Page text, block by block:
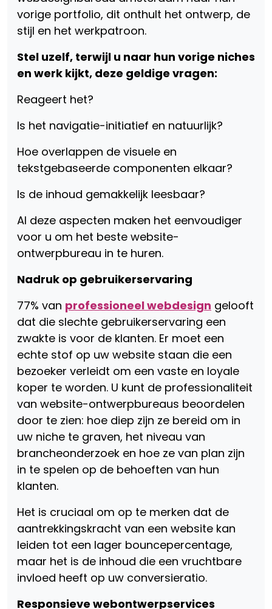
vorige portfolio, dit onthult het ontwerp, de
stijl en het werkpatroon.
Stel uzelf, terwijl u naar hun vorige niches
en werk kijkt, deze geldige vragen:
Reageert het?
Is het navigatie-initiatief en natuurlijk?
Hoe overlappen de visuele en
tekstgebaseerde componenten elkaar?
Is de inhoud gemakkelijk leesbaar?
Al deze aspecten maken het eenvoudiger
voor u om het beste website-
ontwerpbureau in te huren.
Nadruk op gebruikerservaring
77% van professioneel webdesign gelooft
dat die slechte gebruikerservaring een
zwakte is voor de klanten. Er moet een
echte stof op uw website staan ​​die een
bezoeker verleidt om een ​​vaste en loyale
koper te worden. U kunt de professionaliteit
van website-ontwerpbureaus beoordelen
door te zien: hoe diep zijn ze bereid om in
uw niche te graven, het niveau van
brancheonderzoek en hoe ze van plan zijn
in te spelen op de behoeften van hun
klanten.
Het is cruciaal om op te merken dat de
aantrekkingskracht van een website kan
leiden tot een lager bouncepercentage,
maar het is de inhoud die een vruchtbare
invloed heeft op uw conversieratio.
Responsieve webontwerpservices